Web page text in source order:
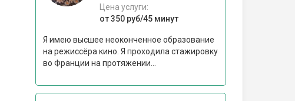
Цена услуги:
от 350 руб/45 минут
Я имею высшее неоконченное образование
на режиссёра кино. Я проходила стажировку
во Франции на протяжении...